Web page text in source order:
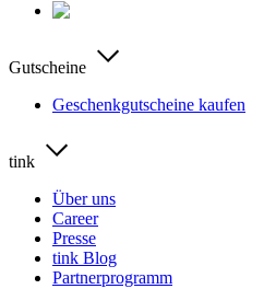
Gutscheine
Geschenkgutscheine kaufen
tink
Über uns
Career
Presse
tink Blog
Partnerprogramm